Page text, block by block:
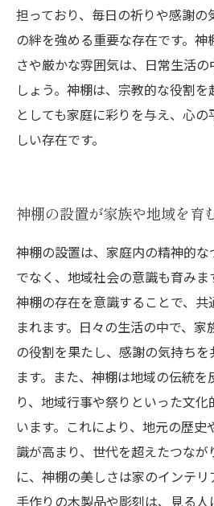
担っており、毎日の祈りや感謝の
の絆を強める重要な存在です。
さや厳かな雰囲気は、日常生活
しょう。神棚は、宗教的な役割を
としても家庭に彩りを与え、心
しい存在です。
神棚の設置が家族や地域を育
神棚の設置は、家庭内の精神的
でなく、地域社会の意識も育みま
神棚の存在を意識することで、
まれます。日々の生活の中で、家
の役割を果たし、感謝の気持ち
ます。また、神棚は地域の伝統を
り、地域行事や祭りといった文
います。これにより、地元の歴
識が高まり、世代を超えたつなが
に、神棚の美しさは家のインテリ
手作りの木製品や彫刻は、見る